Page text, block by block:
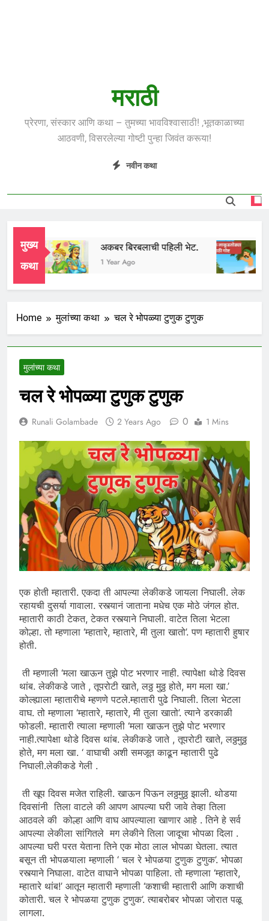
मराठी
प्रेरणा, संस्कार आणि कथा – तुमच्या भावविश्वासाठी! ,भूतकाळाच्या
आठवणी, विसरलेल्या गोष्टी पुन्हा जिवंत करूया!
नवीन कथा
मुख्य
कथा
अकबर बिरबलाची पहिली भेट.
1 Year Ago
Home मुलांच्या कथा चल रे भोपळ्या टुणुक टुणुक
मुलांच्या कथा
चल रे भोपळ्या टुणुक टुणुक
Runali Golambade 2 Years Ago 0 1 Mins
एक होती म्हातारी. एकदा ती आपल्या लेकीकडे जायला निघाली. लेक
रहायची दुसर्या गावाला. रस्त्यानं जाताना मधेच एक मोठे जंगल होत.
म्हातारी काठी टेकत, टेकत रस्त्याने निघाली. वाटेत तिला भेटला
कोल्हा. तो म्हणाला ‘म्हातारे, म्हातारे, मी तुला खातो’. पण म्हातारी हुषार
होती.
ती म्हणाली ‘मला खाऊन तुझे पोट भरणार नाही. त्यापेक्षा थोडे दिवस
थांब. लेकीकडे जाते , तूपरोटी खाते, लठ्ठ मुठ्ठ होते, मग मला खा.’
कोल्ह्याला म्हातारीचे म्हणणे पटले.म्हातारी पुढे निघाली. तिला भेटला
वाघ. तो म्हणाला ‘म्हातारे, म्हातारे, मी तुला खातो’. त्याने डरकाळी
फोडली. म्हातारी त्याला म्हणाली ‘मला खाऊन तुझे पोट भरणार
नाही.त्यापेक्षा थोडे दिवस थांब. लेकीकडे जाते , तूपरोटी खाते, लठ्ठमुठ्ठ
होते, मग मला खा. ‘ वाघाची अशी समजूत काढून म्हातारी पुढे
निघाली.लेकीकडे गेली .
ती खूप दिवस मजेत राहिली. खाऊन पिऊन लठ्ठमुठ्ठ झाली. थोडया
दिवसांनी तिला वाटले की आपण आपल्या घरी जावे तेव्हा तिला
आठवले की कोल्हा आणि वाघ आपल्याला खाणार आहे . तिने हे सर्व
आपल्या लेकीला सांगितले मग लेकीने तिला जादूचा भोपळा दिला .
आपल्या घरी परत येताना तिने एक मोठा लाल भोपळा घेतला. त्यात
बसून ती भोपळयाला म्हणाली ‘ चल रे भोपळया टुणुक टुणुक’. भोपळा
रस्त्याने निघाला. वाटेत वाघाने भोपळा पाहिला. तो म्हणाला ‘म्हातारे,
म्हातारे थांब!’ आतून म्हातारी म्हणाली ‘कशाची म्हातारी आणि कशाची
कोतारी. चल रे भोपळया टुणुक टुणुक’. त्याबरोबर भोपळा जोरात पळू
लागला.